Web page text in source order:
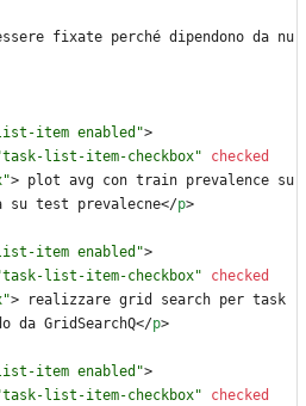
fixate perché dipendono da nu
item enabled">
list-item-checkbox"
checked
> plot avg con train prevalence su
su test prevalecne</p>
item enabled">
list-item-checkbox"
checked
> realizzare grid search per task
da GridSearchQ</p>
item enabled">
list-item-checkbox"
checked